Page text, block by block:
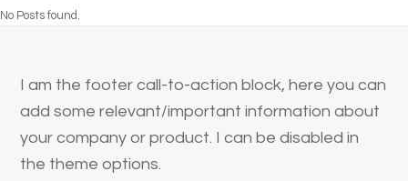
No Posts found.
I am the footer call-to-action block, here you can
add some relevant/important information about
your company or product. I can be disabled in
the theme options.